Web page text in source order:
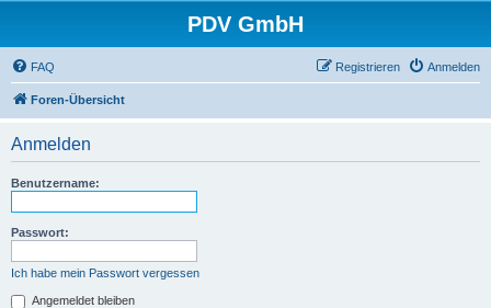
PDV GmbH
FAQ Anmelden
Registrieren
Foren-Übersicht
Anmelden
Benutzername:
Passwort:
Ich habe mein Passwort vergessen
Angemeldet bleiben